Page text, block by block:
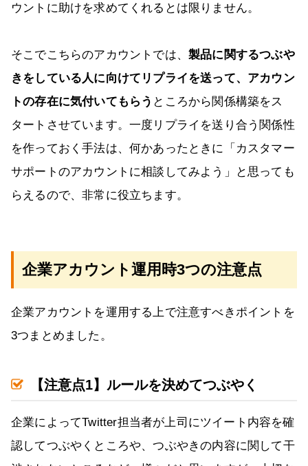
ウントに助けを求めてくれるとは限りません。
そこでこちらのアカウントでは、 製品に関するつぶや
きをしている人に向けてリプライを送って、アカウン
トの存在に気付いてもらう ところから関係構築をス
タートさせています。一度リプライを送り合う関係性
を作っておく手法は、何かあったときに「カスタマー
サポートのアカウントに相談してみよう」と思っても
らえるので、非常に役立ちます。
企業アカウント運用時3つの注意点
企業アカウントを運用する上で注意すべきポイントを
3つまとめました。
【注意点1】ルールを決めてつぶやく
企業によってTwitter担当者が上司にツイート内容を確
認してつぶやくところや、つぶやきの内容に関して干